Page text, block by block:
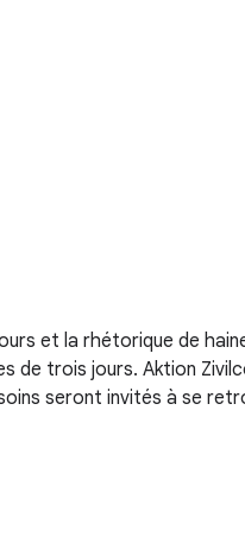
et la rhétorique de
de trois jours. Aktion
seront invités à se